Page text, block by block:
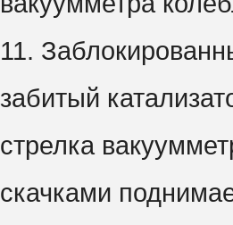
11.
забитый
стрелка
скачками